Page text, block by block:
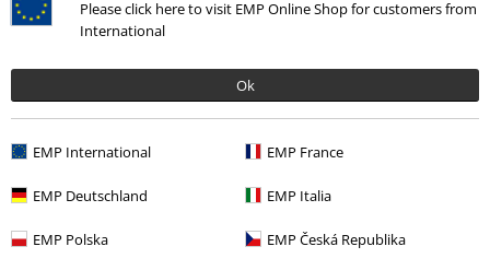
Please click here to visit EMP Online Shop for customers from
International
Ok
EMP International EMP France
EMP Deutschland EMP Italia
EMP Polska EMP Česká Republika
More categories. More options.
Merch kapiel Top Bands Dismember
Merch kapiel